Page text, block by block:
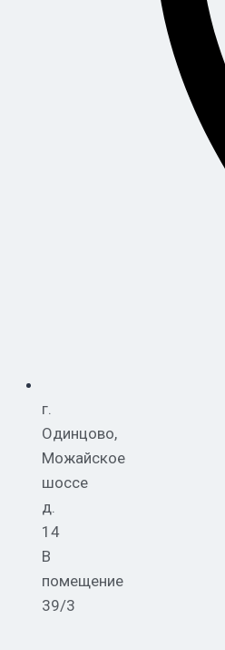
г.
Одинцово,
Можайское
шоссе
д.
14
В
помещение
39/3